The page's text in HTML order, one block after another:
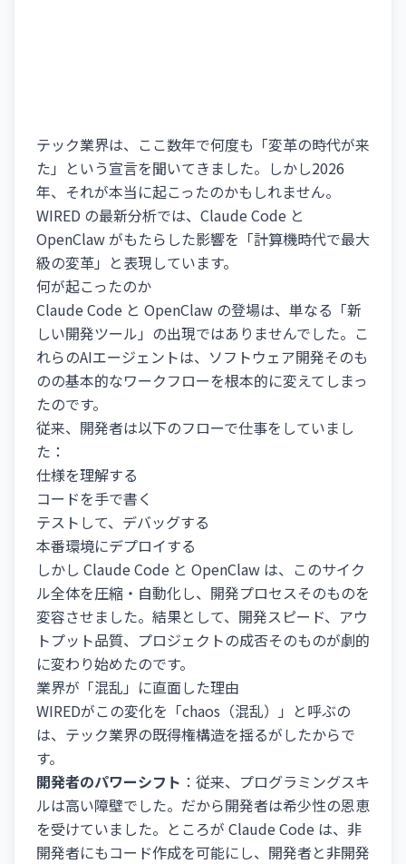
テック業界は、ここ数年で何度も「変革の時代が来
た」という宣言を聞いてきました。しかし2026
年、それが本当に起こったのかもしれません。
WIRED の最新分析では、Claude Code と
OpenClaw がもたらした影響を「計算機時代で最大
級の変革」と表現しています。
何が起こったのか
Claude Code と OpenClaw の登場は、単なる「新
しい開発ツール」の出現ではありませんでした。こ
れらのAIエージェントは、ソフトウェア開発そのも
のの基本的なワークフローを根本的に変えてしまっ
たのです。
従来、開発者は以下のフローで仕事をしていまし
た：
仕様を理解する
コードを手で書く
テストして、デバッグする
本番環境にデプロイする
しかし Claude Code と OpenClaw は、このサイク
ル全体を圧縮・自動化し、開発プロセスそのものを
変容させました。結果として、開発スピード、アウ
トプット品質、プロジェクトの成否そのものが劇的
に変わり始めたのです。
業界が「混乱」に直面した理由
WIREDがこの変化を「chaos（混乱）」と呼ぶの
は、テック業界の既得権構造を揺るがしたからで
す。
開発者のパワーシフト ：従来、プログラミングスキ
ルは高い障壁でした。だから開発者は希少性の恩恵
を受けていました。ところが Claude Code は、非
開発者にもコード作成を可能にし、開発者と非開発